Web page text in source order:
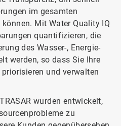
im gesamten
Mit Water Quality IQ
quantifizieren, die
des Wasser-, Energie-
werden, so dass Sie Ihre
und verwalten
wurden entwickelt,
zu